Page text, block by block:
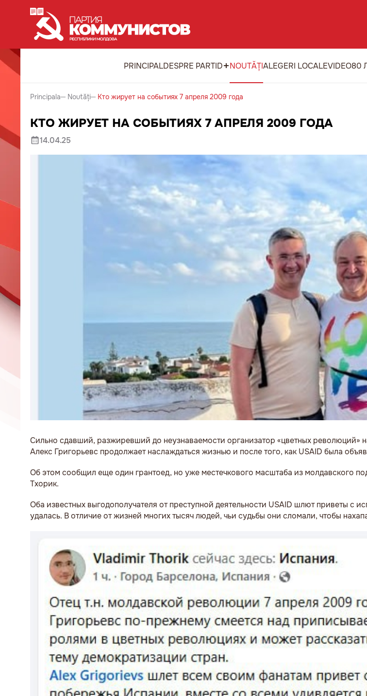
PRINCIPALDESPRE PARTID NOUTĂȚIALEGERI LOCALEVIDEO80
Principala Noutăți Кто жирует на событиях 7 апреля 2009 года
КТО ЖИРУЕТ НА СОБЫТИЯХ 7 АПРЕЛЯ 2009 ГОДА
14.04.25
Сильно сдавший, разжиревший до неузнаваемости организатор «цветных революций»
Алекс Григорьевс продолжает наслаждаться жизнью и после того, как USAID была
Об этом сообщил еще один грантоед, но уже местечкового масштаба из молдавского
Тхорик.
Оба известных выгодополучателя от преступной деятельности USAID шлют приветы с
удалась. В отличие от жизней многих тысяч людей, чьи судьбы они сломали, чтобы